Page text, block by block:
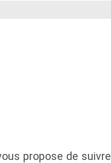
propose de suivre